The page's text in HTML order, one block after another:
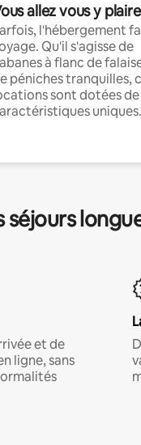
allez vous y plaire
l'hébergement
Qu'il s'agisse de
à flanc de
péniches tranquilles,
sont dotées de
uniques.
et de
ligne, sans